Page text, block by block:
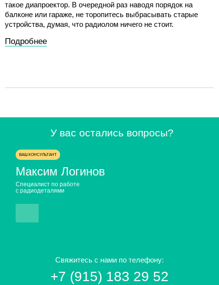
такое диапроектор. В очередной раз наводя порядок на
балконе или гараже, не торопитесь выбрасывать старые
устройства, думая, что радиолом ничего не стоит.
Подробнее
У вас остались вопросы?
ВАШ КОНСУЛЬТАНТ
Максим Логинов
Специалист по работе
с радиодеталями
Свяжитесь с нами по телефону:
+7 (915) 183 29 52